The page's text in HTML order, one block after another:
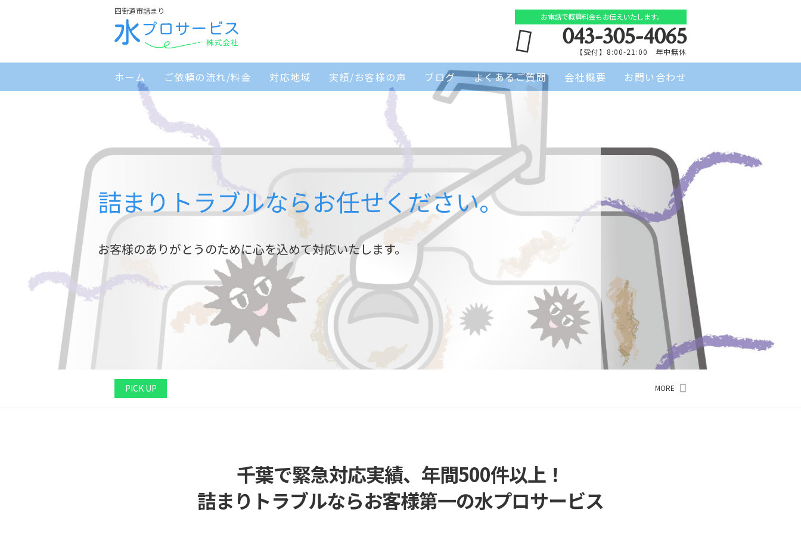
四街道市詰まり
お電話で概算料金もお伝えいたします。
043-305-4065
【受付】8:00-21:00 年中無休
ホーム ご依頼の流れ/料金 対応地域 実績/お客様の声 ブログ よくあるご質問 会社概要 お問い合わせ
詰まりトラブルならお任せください。
お客様のありがとうのために心を込めて対応いたします。
PICK UP MORE
千葉で緊急対応実績、年間500件以上！
詰まりトラブルならお客様第一の水プロサービス